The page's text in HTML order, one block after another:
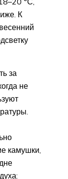
К
за
не
камушки,